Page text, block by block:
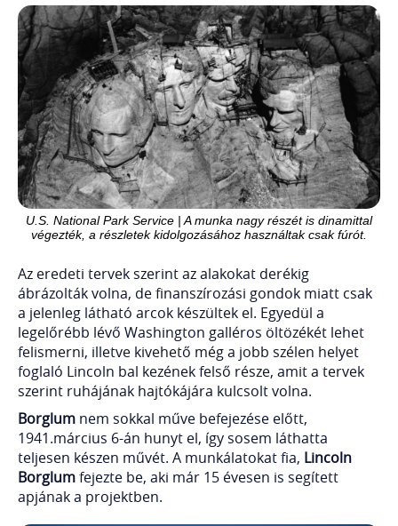
U.S. National Park Service | A munka nagy részét is dinamittal
végezték, a részletek kidolgozásához használtak csak fúrót.
Az eredeti tervek szerint az alakokat derékig
ábrázolták volna, de finanszírozási gondok miatt csak
a jelenleg látható arcok készültek el. Egyedül a
legelőrébb lévő Washington galléros öltözékét lehet
felismerni, illetve kivehető még a jobb szélen helyet
foglaló Lincoln bal kezének felső része, amit a tervek
szerint ruhájának hajtókájára kulcsolt volna.
Borglum nem sokkal műve befejezése előtt,
1941.március 6-án hunyt el, így sosem láthatta
teljesen készen művét. A munkálatokat fia, Lincoln
Borglumfejezte be, aki már 15 évesen is segített
apjának a projektben.